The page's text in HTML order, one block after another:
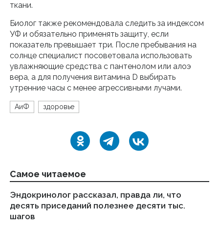
ткани.
Биолог также рекомендовала следить за индексом
УФ и обязательно применять защиту, если
показатель превышает три. После пребывания на
солнце специалист посоветовала использовать
увлажняющие средства с пантенолом или алоэ
вера, а для получения витамина D выбирать
утренние часы с менее агрессивными лучами.
АиФ здоровье
Самое читаемое
Эндокринолог рассказал, правда ли, что
десять приседаний полезнее десяти тыс.
шагов